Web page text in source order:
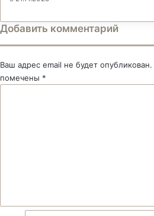
Добавить комментарий
Ваш адрес email не будет опубликован.
помечены *
и